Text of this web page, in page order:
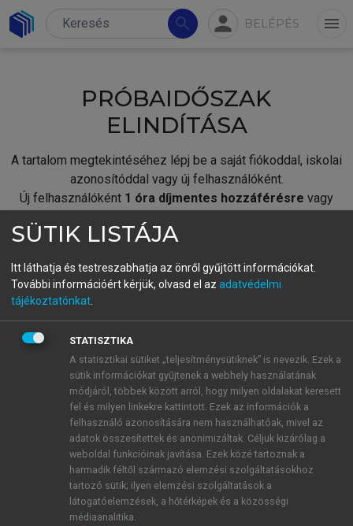
search person BELÉPÉS menu
PRÓBAIDŐSZAK
ELINDÍTÁSA
A tartalom megtekintéséhez lépj be a saját fiókoddal, iskolai
azonosítóddal vagy új felhasználóként.
Új felhasználóként 1 óra díjmentes hozzáférésre vagy
fiókoddal,vagy hozz létre új fiókot.
A regisztráció után apróbaidőszakautomatikusan
BELÉPÉS SAJÁT FIÓKKAL
ÚJ FIÓK LÉTREHOZÁSA
1 óra díjmentes hozzáférés
E-MAIL-CÍM
SÜTIK LISTÁJA
Itt láthatja és testreszabhatja az önről gyűjtött információkat.
További információért kérjük, olvasd el az adatvédelmi
tájékoztatónkat
STATISZTIKA
A statisztikai sütiket „teljesítménysütiknek” is nevezik. Ezek a
sütik információkat gyűjtenek a webhely használatának
módjáról, többek között arról, hogy milyen oldalakat keresett
fel és milyen linkekre kattintott. Ezek az információk a
felhasználó azonosítására nem használhatóak, mivel az
adatok összesítettek és anonimizáltak. Céljuk kizárólag a
weboldal funkcióinak javítása. Ezek közé tartoznak a
harmadik féltől származó elemzési szolgáltatásokhoz
tartozó sütik; ilyen elemzési szolgáltatások a
látogatóelemzések, a hőtérképek és a közösségi
médiaanalitika.